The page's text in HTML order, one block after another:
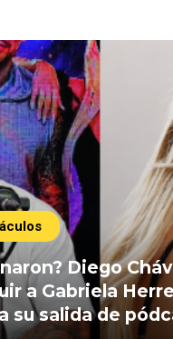
Diego
a Gabriela
su salida de